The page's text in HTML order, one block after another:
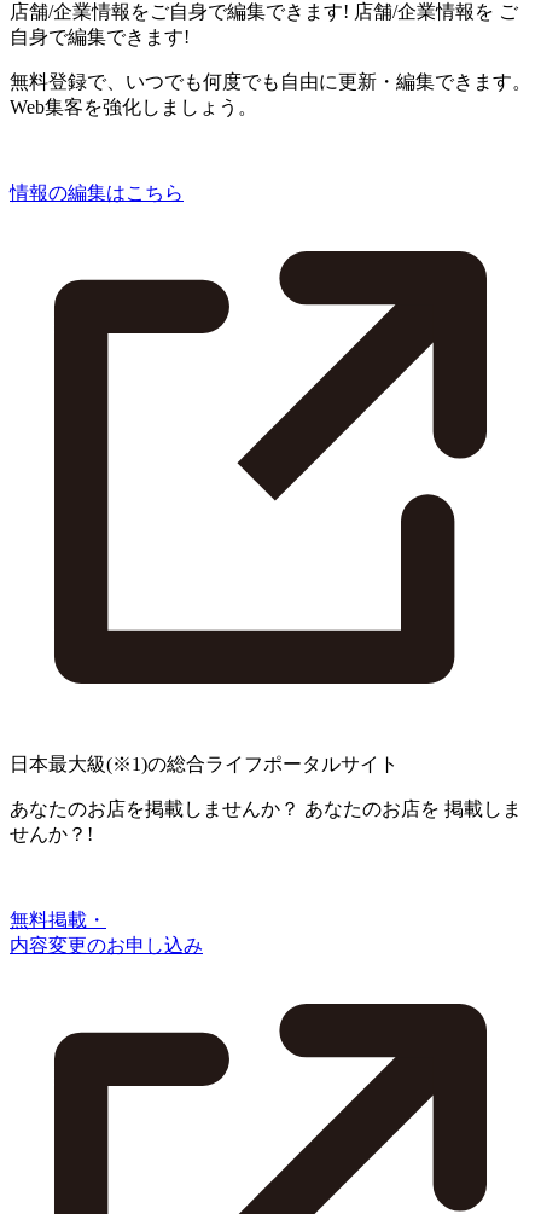
店舗/企業情報をご自身で編集できます! 店舗/企業情報を ご
自身で編集できます!
無料登録で、いつでも何度でも自由に更新・編集できます。
Web集客を強化しましょう。
情報の編集はこちら
日本最大級(※1)の総合ライフポータルサイト
あなたのお店を掲載しませんか？ あなたのお店を 掲載しま
せんか？!
無料掲載・
内容変更のお申し込み